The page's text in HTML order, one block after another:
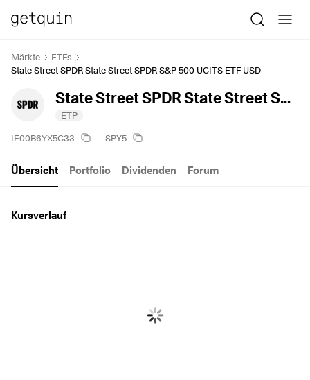
Märkte
ETFs
State Street SPDR State Street SPDR S&P 500 UCITS ETF USD
State Street SPDR State Street SPDR S&P 500 UCITS ETF USD
ETP
IE00B6YX5C33 SPY5
Übersicht Portfolio Dividenden Forum
Kursverlauf